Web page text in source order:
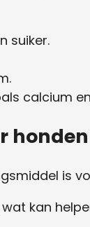
suiker.
calcium
honden
is
kan